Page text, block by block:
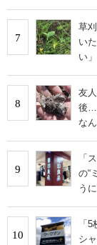
7
草
い
い」
8
友
後
な
9
「
の“
う
10
「
シ